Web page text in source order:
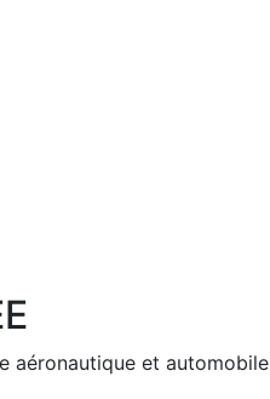
aéronautique et automobile